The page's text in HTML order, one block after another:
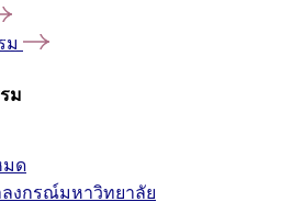
ม
ม
มด
งกรณ์มหาวิทยาลัย